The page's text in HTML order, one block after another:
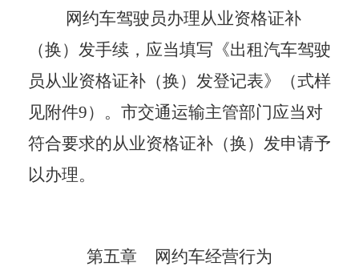
网约车驾驶员办理从业资格证补
（换）发手续，应当填写《出租汽车驾驶
员从业资格证补（换）发登记表》（式样
见附件9）。 市交通运输主管部门应当对
符合要求的从业资格证补（换）发申请予
以办理。
第五章 网约车经营行为